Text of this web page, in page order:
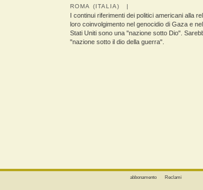
ROMA (ITALIA) |
I continui riferimenti dei politici americani alla
loro coinvolgimento nel genocidio di Gaza e
Stati Uniti sono una "nazione sotto Dio".
"nazione sotto il dio della guerra".
abbonamento Reclami